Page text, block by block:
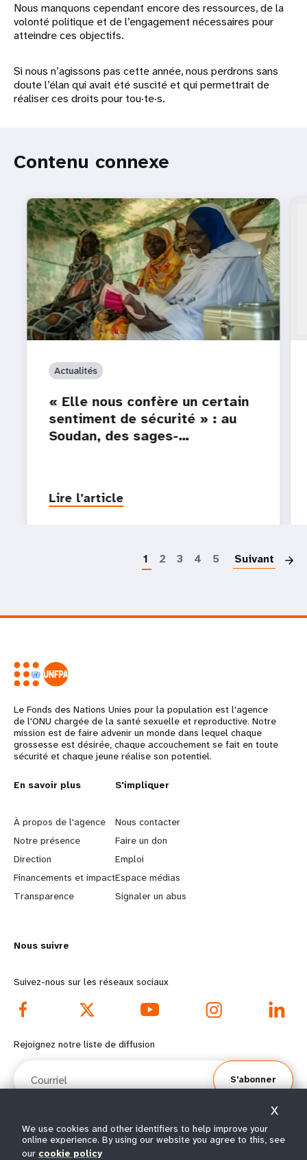
Nous manquons cependant encore des ressources, de la
volonté politique et de l’engagement nécessaires pour
atteindre ces objectifs.
Si nous n’agissons pas cette année, nous perdrons sans
doute l’élan qui avait été suscité et qui permettrait de
réaliser ces droits pour tou·te·s.
Contenu connexe
Actualités
« Elle nous confère un certain
sentiment de sécurité » : au
Soudan, des sages-…
Lire l'article
1 2 3 4 5 Suivant
Le Fonds des Nations Unies pour la population est l'agence
de l'ONU chargée de la santé sexuelle et reproductive. Notre
mission est de faire advenir un monde dans lequel chaque
grossesse est désirée, chaque accouchement se fait en toute
sécurité et chaque jeune réalise son potentiel.
L
e
a
r
n
o
r
e
f
o
t
e
En savoir plus
À propos de l'agence
Notre présence
Direction
Financements et impact
Transparence
G
o
b
e
y
d
o
t
e
r
S'impliquer
Nous contacter
Faire un don
Emploi
Espace médias
Signaler un abus
Nous suivre
Suivez-nous sur les réseaux sociaux
Rejoignez notre liste de diffusion
S'abonner
© Tous droits réservés 2026.
We use cookies and other identifiers to help improve your
online experience. By using our website you agree to this, see
our cookie policy
X